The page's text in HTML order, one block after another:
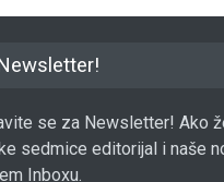
se za Newsletter! Ako
sedmice editorijal i naše
Inboxu.